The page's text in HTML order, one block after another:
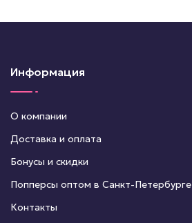
Информация
О компании
Доставка и оплата
Бонусы и скидки
Попперсы оптом в Санкт-Петербурге
Контакты